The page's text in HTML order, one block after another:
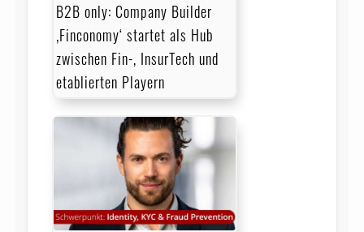
B2B only: Company Builder
‚Finconomy‘ startet als Hub
zwischen Fin-, InsurTech und
etablierten Playern